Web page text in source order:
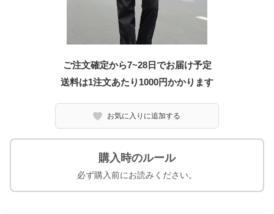
ご注文確定から7~28日でお届け予定
送料は1注文あたり 1000円かかります
お気に入りに追加する
購入時のルール
必ず購入前にお読みください。